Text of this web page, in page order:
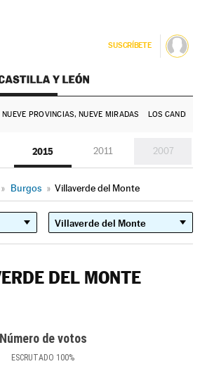
SUSCRÍBETE
NUEVE PROVINCIAS, NUEVE MIRADAS LOS
2015 2011 2007
» Burgos » Villaverde del Monte
DEL MONTE
Número de votos
ESCRUTADO 100%